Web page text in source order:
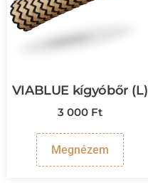
VIABLUE kígyóbőr (L)
3 000 Ft
Megnézem